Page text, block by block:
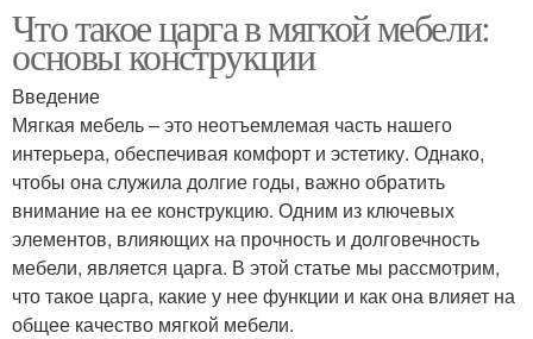
Что такое царга в мягкой мебели:
основы конструкции
Введение
Мягкая мебель – это неотъемлемая часть нашего
интерьера, обеспечивая комфорт и эстетику. Однако,
чтобы она служила долгие годы, важно обратить
внимание на ее конструкцию. Одним из ключевых
элементов, влияющих на прочность и долговечность
мебели, является царга. В этой статье мы рассмотрим,
что такое царга, какие у нее функции и как она влияет на
общее качество мягкой мебели.